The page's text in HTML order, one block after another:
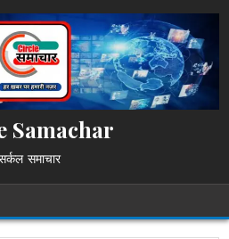
Samachar
समाचार